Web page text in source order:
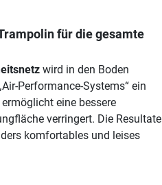
für die gesamte
wird in den Boden
Performance-Systems“ ein
eine bessere
verringert. Die Resultate
komfortables und leises